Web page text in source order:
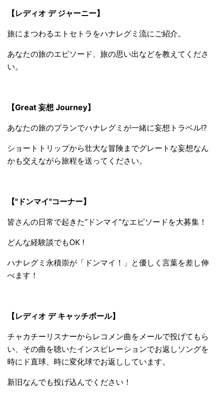
【レディオ デ ジャーニー】
旅にまつわるエトセトラをハナレグミ流にご紹介。
あなたの旅のエピソード、旅の思い出などを教えてくださ
い。
【Great 妄想 Journey】
あなたの旅のプランでハナレグミが一緒に妄想トラベル!?
ショートトリップから壮大な冒険までグレートな妄想なん
かも交えながら旅程を送ってください。
【"ドンマイ"コーナー】
皆さんの日常で起きた”ドンマイ”なエピソードを大募集！
どんな経験談でもOK !
ハナレグミ永積崇が「ドンマイ！」と優しく言葉を差し伸
べます！
【レディオ デ キャッチボール】
チャカチーリスナーからレコメン曲をメールで投げてもら
い、その曲を聴いたインスピレーションでお返しソングを
時にド直球、時に変化球でお返ししています。
新旧なんでも投げ込んでください！